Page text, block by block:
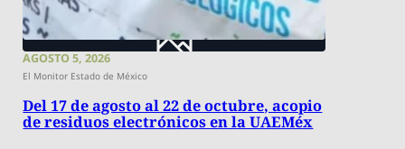
AGOSTO 5, 2026
El Monitor Estado de México
Del 17 de agosto al 22 de octubre, acopio
de residuos electrónicos en la UAEMéx